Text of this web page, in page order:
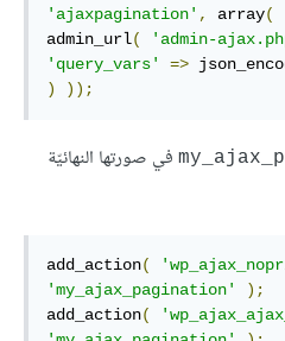
'ajaxpagination' , array(
admin_url( 'admin-
'query_vars'
=>
)
));
في صورتها النهائيّة
add_action(
'my_ajax_pagination'
);
add_action(